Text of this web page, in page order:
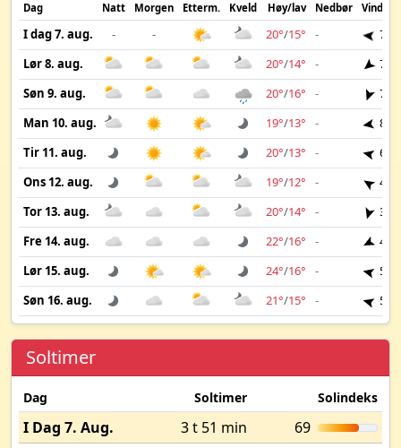
Dag Natt Morgen Etterm. Kveld Høy/lav Nedbør Vind
I dag 7. aug. - - 20°/15° -
7
Lør 8. aug.
20°/14° -
7
Søn 9. aug.
20°/16° -
7
Man 10. aug.
19°/13° -
8
Tir 11. aug.
20°/13° -
6
Ons 12. aug.
19°/12° -
4
Tor 13. aug.
20°/14° -
3
Fre 14. aug.
22°/16° -
4
Lør 15. aug.
24°/16° -
5
Søn 16. aug.
21°/15° - 5
Soltimer
Dag Soltimer Solindeks
I Dag 7. Aug. 3 t 51 min
69